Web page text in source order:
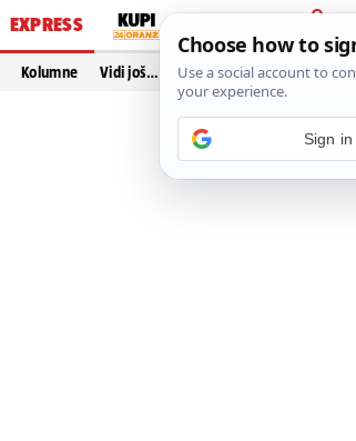
EXPRESS
PRIJAVA
Kolumne Vidi još…
Sign